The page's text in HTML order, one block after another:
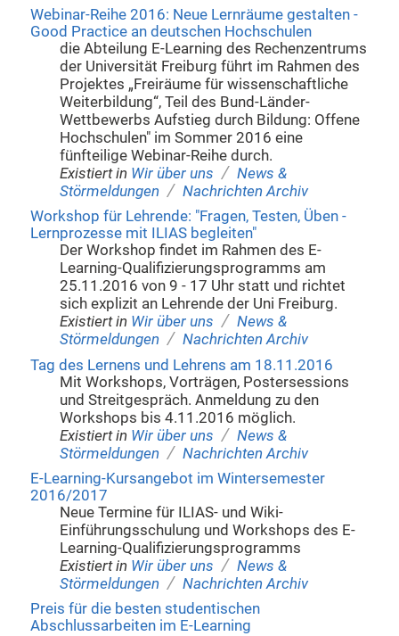
Webinar-Reihe 2016: Neue Lernräume gestalten -
Good Practice an deutschen Hochschulen
die Abteilung E-Learning des Rechenzentrums
der Universität Freiburg führt im Rahmen des
Projektes „Freiräume für wissenschaftliche
Weiterbildung“, Teil des Bund-Länder-
Wettbewerbs Aufstieg durch Bildung: Offene
Hochschulen" im Sommer 2016 eine
fünfteilige Webinar-Reihe durch.
Existiert in Wir über uns / News &
Störmeldungen / Nachrichten Archiv
Workshop für Lehrende: "Fragen, Testen, Üben -
Lernprozesse mit ILIAS begleiten"
Der Workshop findet im Rahmen des E-
Learning-Qualifizierungsprogramms am
25.11.2016 von 9 - 17 Uhr statt und richtet
sich explizit an Lehrende der Uni Freiburg.
Existiert in Wir über uns / News &
Störmeldungen / Nachrichten Archiv
Tag des Lernens und Lehrens am 18.11.2016
Mit Workshops, Vorträgen, Postersessions
und Streitgespräch. Anmeldung zu den
Workshops bis 4.11.2016 möglich.
Existiert in Wir über uns / News &
Störmeldungen / Nachrichten Archiv
E-Learning-Kursangebot im Wintersemester
2016/2017
Neue Termine für ILIAS- und Wiki-
Einführungsschulung und Workshops des E-
Learning-Qualifizierungsprogramms
Existiert in Wir über uns / News &
Störmeldungen / Nachrichten Archiv
Preis für die besten studentischen
Abschlussarbeiten im E-Learning